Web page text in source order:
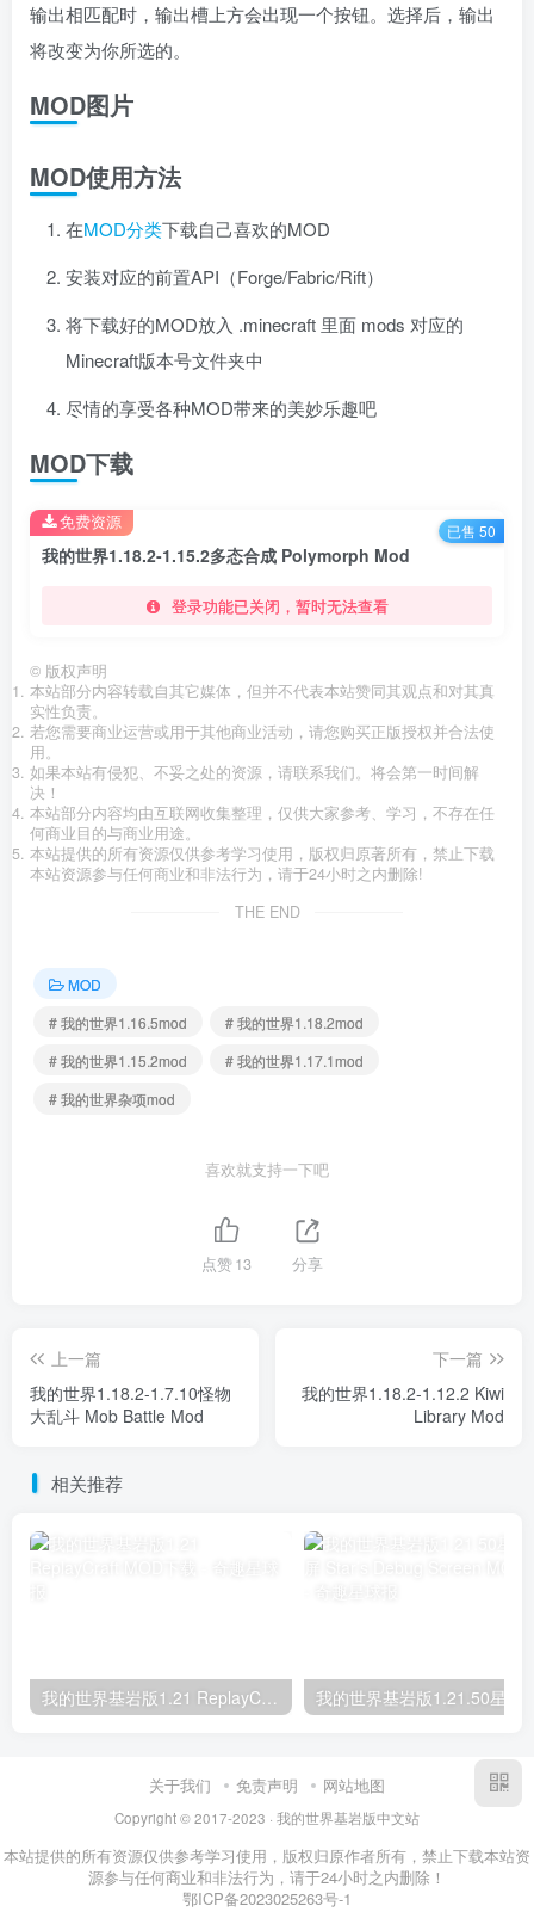
输出相匹配时，输出槽上方会出现一个按钮。选择后，输出
将改变为你所选的。
MOD图片
MOD使用方法
在MOD分类下载自己喜欢的MOD
安装对应的前置API（Forge/Fabric/Rift）
将下载好的MOD放入 .minecraft 里面 mods 对应的
Minecraft版本号文件夹中
尽情的享受各种MOD带来的美妙乐趣吧
MOD下载
我的世界1.18.2-1.15.2多态合成 Polymorph Mod
登录功能已关闭，暂时无法查看
免费资源 已售 50
© 版权声明
本站部分内容转载自其它媒体，但并不代表本站赞同其观点和对其真
实性负责。
若您需要商业运营或用于其他商业活动，请您购买正版授权并合法使
用。
如果本站有侵犯、不妥之处的资源，请联系我们。将会第一时间解
决！
本站部分内容均由互联网收集整理，仅供大家参考、学习，不存在任
何商业目的与商业用途。
本站提供的所有资源仅供参考学习使用，版权归原著所有，禁止下载
本站资源参与任何商业和非法行为，请于24小时之内删除!
THE END
MOD
# 我的世界1.16.5mod
# 我的世界1.18.2mod
# 我的世界1.15.2mod
# 我的世界1.17.1mod
# 我的世界杂项mod
喜欢就支持一下吧
点赞13 分享
上一篇
我的世界1.18.2-1.7.10怪物
大乱斗 Mob Battle Mod
下一篇
我的世界1.18.2-1.12.2 Kiwi
Library Mod
相关推荐
我的世界基岩版1.21 ReplayCraft MOD下载
关于我们 免责声明 网站地图
Copyright © 2017-2023 · 我的世界基岩版中文站
本站提供的所有资源仅供参考学习使用，版权归原作者所有，禁止下载本站资
源参与任何商业和非法行为，请于24小时之内删除！
鄂ICP备2023025263号-1